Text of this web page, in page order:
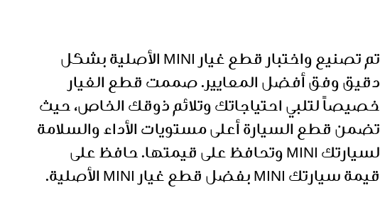
تم تصنيع واختبار قطع غيار MINI الأصلية بشكل
دقيق وفق أفضل المعايير. صممت قطع الغيار
خصيصاً لتلبي احتياجاتك وتلائم ذوقك الخاص، حيث
تضمن قطع السيارة أعلى مستويات الأداء والسلامة
لسيارتك MINI وتحافظ على قيمتها. حافظ على
قيمة سيارتك MINI بفضل قطع غيار MINI الأصلية.